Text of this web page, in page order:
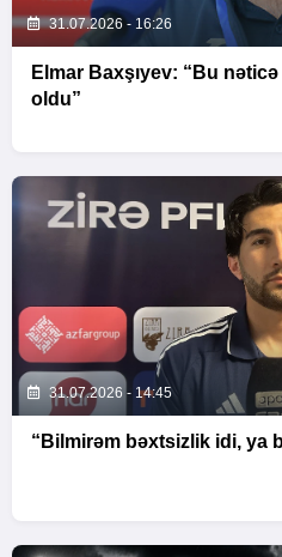
31.07.2026 - 16:26
Elmar Baxşıyev: “Bu
oldu”
31.07.2026 - 14:45
“Bilmirəm bəxtsizlik idi, ya